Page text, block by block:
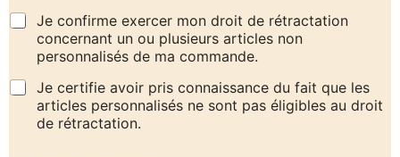
Je confirme exercer mon droit de rétractation
concernant un ou plusieurs articles non
personnalisés de ma commande.
Je certifie avoir pris connaissance du fait que les
articles personnalisés ne sont pas éligibles au droit
de rétractation.